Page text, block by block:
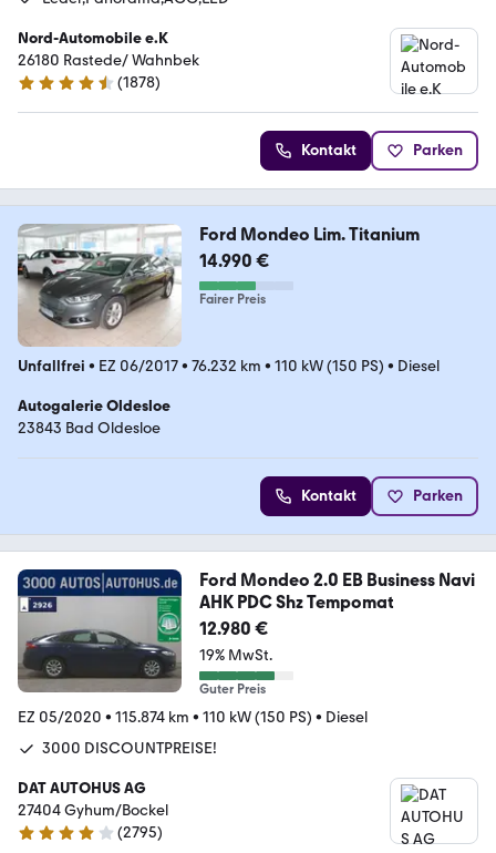
Nord-Automobile e.K
26180 Rastede/ Wahnbek
4.7 Sterne
(1878)
Kontakt Parken
Ford Mondeo Lim. Titanium
14.990 €
Fairer Preis
Unfallfrei • EZ 06/2017• 76.232 km • 110 kW (150 PS) • Diesel
Autogalerie Oldesloe
23843 Bad Oldesloe
Kontakt Parken
Ford Mondeo 2.0 EB Business Navi
AHK PDC Shz Tempomat
12.980 €
19% MwSt.
Guter Preis
EZ 05/2020 • 115.874 km • 110 kW (150 PS) • Diesel
3000 DISCOUNTPREISE!
DAT AUTOHUS AG
27404 Gyhum/Bockel
4.2 Sterne
(2795)